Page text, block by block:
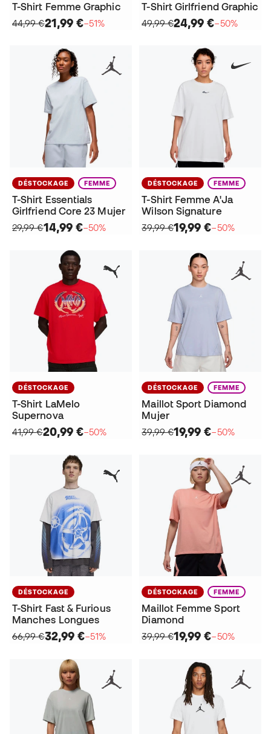
T-Shirt Femme Graphic
44,99 €21,99 €−51%
T-Shirt Girlfriend Graphic
49,99 €24,99 €−50%
DÉSTOCKAGE FEMME
T-Shirt Essentials
Girlfriend Core 23 Mujer
29,99 €14,99 €−50%
DÉSTOCKAGE FEMME
T-Shirt Femme A'Ja
Wilson Signature
39,99 €19,99 €−50%
DÉSTOCKAGE
T-Shirt LaMelo
Supernova
41,99 €20,99 €−50%
DÉSTOCKAGE FEMME
Maillot Sport Diamond
Mujer
39,99 €19,99 €−50%
DÉSTOCKAGE
T-Shirt Fast & Furious
Manches Longues
66,99 €32,99 €−51%
DÉSTOCKAGE FEMME
Maillot Femme Sport
Diamond
39,99 €19,99 €−50%